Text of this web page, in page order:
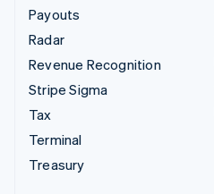
Payouts
Radar
Revenue Recognition
Stripe Sigma
Tax
Terminal
Treasury